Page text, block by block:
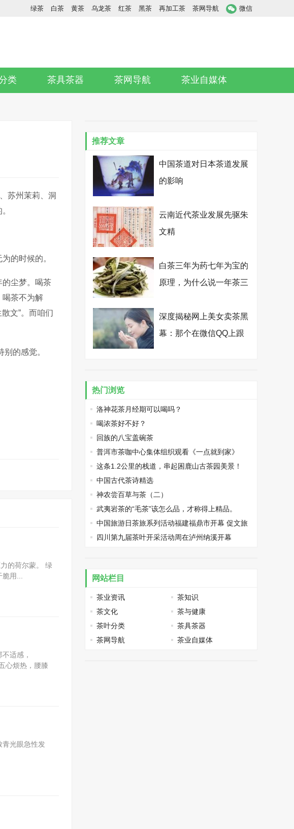
绿茶 白茶 黄茶 乌龙茶 红茶 黑茶 再加工茶 茶网导航 微信
类 茶具茶器 茶网导航 茶业自媒体
苏州茉莉、洞
的时候的。
的尘梦。喝茶
喝茶不为解
文”。而咱们
的感觉。
的荷尔蒙。 绿
用...
适感，
心烦热，腰膝
青光眼急性发
推荐文章
中国茶道对日本茶道发展
的影响
云南近代茶业发展先驱朱
文精
白茶三年为药七年为宝的
原理，为什么说一年茶三
深度揭秘网上美女卖茶黑
幕：那个在微信QQ上跟
热门浏览
洛神花茶月经期可以喝吗？
喝浓茶好不好？
回族的八宝盖碗茶
普洱市茶咖中心集体组织观看《一点就到家》
这条1.2公里的栈道，串起困鹿山古茶园美景！
中国古代茶诗精选
神农尝百草与茶（二）
武夷岩茶的“毛茶”该怎么品，才称得上精品。
中国旅游日茶旅系列活动福建福鼎市开幕 促文旅
融合发展
四川第九届茶叶开采活动周在泸州纳溪开幕
网站栏目
茶业资讯
茶知识
茶文化
茶与健康
茶叶分类
茶具茶器
茶网导航
茶业自媒体